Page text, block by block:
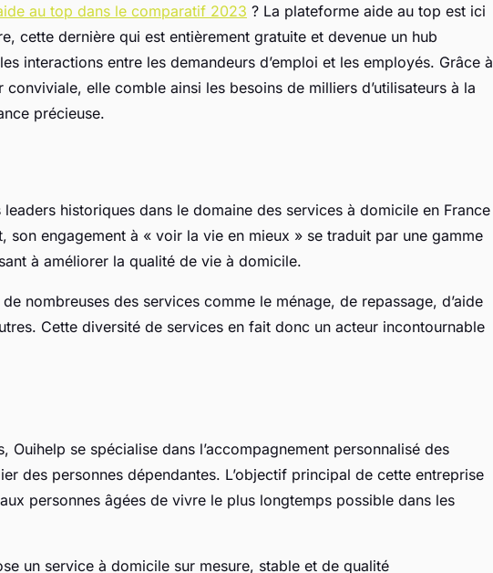
au top dans le comparatif 2023 ? La plateforme aide au top est ici
cette dernière qui est entièrement gratuite et devenue un hub
interactions entre les demandeurs d’emploi et les employés. Grâce à
conviviale, elle comble ainsi les besoins de milliers d’utilisateurs à la
précieuse.
leaders historiques dans le domaine des services à domicile en France
son engagement à « voir la vie en mieux » se traduit par une gamme
à améliorer la qualité de vie à domicile.
nombreuses des services comme le ménage, de repassage, d’aide
Cette diversité de services en fait donc un acteur incontournable
Ouihelp se spécialise dans l’accompagnement personnalisé des
des personnes dépendantes. L’objectif principal de cette entreprise
personnes âgées de vivre le plus longtemps possible dans les
un service à domicile sur mesure, stable et de qualité